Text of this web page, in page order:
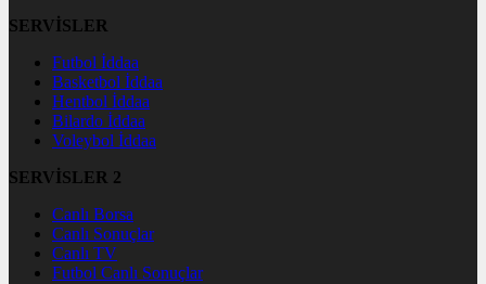
SERVİSLER
Futbol İddaa
Basketbol İddaa
Hentbol İddaa
Bilardo İddaa
Voleybol İddaa
SERVİSLER 2
Canlı Borsa
Canlı Sonuçlar
Canlı TV
Futbol Canlı Sonuçlar